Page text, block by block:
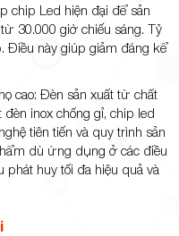
chip Led hiện đại để sản
30.000 giờ chiếu sáng. Tỷ
Điều này giúp giảm đáng kể
cao: Đèn sản xuất từ chất
inox chống gỉ, chip led
tiên tiến và quy trình sản
dù ứng dụng ở các điều
phát huy tối đa hiệu quả và